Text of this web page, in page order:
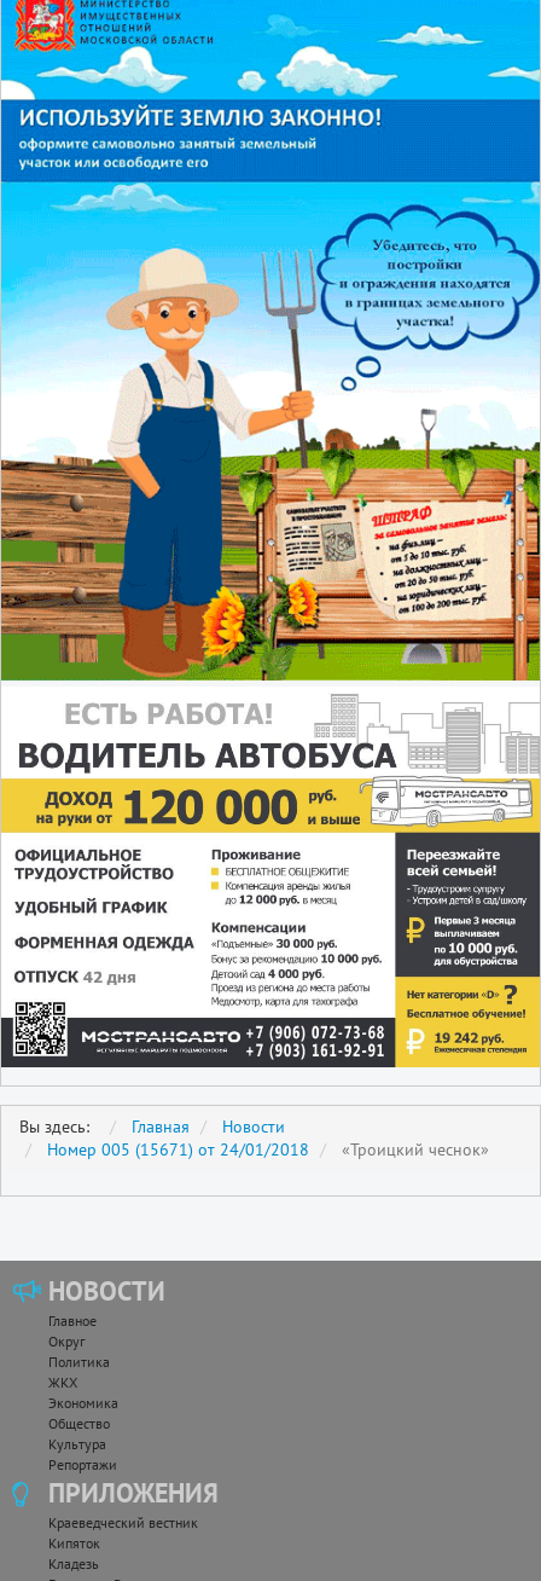
Вы здесь: Главная
Новости
Номер 005 (15671) от 24/01/2018
«Троицкий чеснок»
НОВОСТИ
Главное
Округ
Политика
ЖКХ
Экономика
Общество
Культура
Репортажи
ПРИЛОЖЕНИЯ
Краеведческий вестник
Кипяток
Кладезь